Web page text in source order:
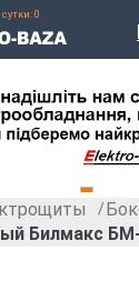
0
»
Билмакс